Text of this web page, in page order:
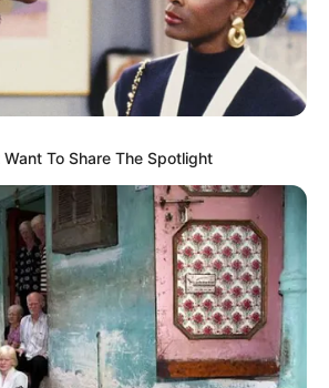
To Share The Spotlight